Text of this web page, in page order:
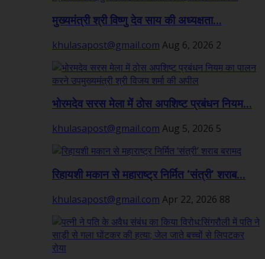
मुख्यमंत्री श्री विष्णु देव साय की अध्यक्षता...
khulasapost@gmail.com Aug 6, 2026 2
भोरमदेव सरस मेला में ठोस अपशिष्ट प्रबंधन नियम...
khulasapost@gmail.com Aug 5, 2026 5
रिहायशी मकान से महाराष्ट्र निर्मित ‘संत्री’ शराब...
khulasapost@gmail.com Apr 22, 2026 88